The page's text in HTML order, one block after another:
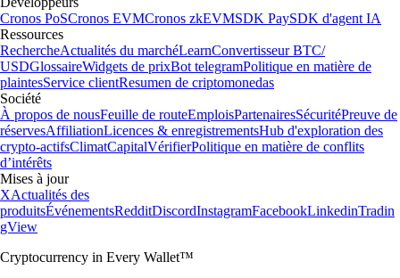
Cronos PoSCronos EVMCronos zkEVMSDK PaySDK d'agent IA
Ressources
RechercheActualités du marchéLearnConvertisseur BTC/
USDGlossaireWidgets de prixBot telegramPolitique en matière de
plaintesService clientResumen de criptomonedas
Société
À propos de nousFeuille de routeEmploisPartenairesSécuritéPreuve de
réservesAffiliationLicences & enregistrementsHub d'exploration des
crypto-actifsClimatCapitalVérifierPolitique en matière de conflits
d’intérêts
Mises à jour
XActualités des
produitsÉvénementsRedditDiscordInstagramFacebookLinkedinTradin
gView
Cryptocurrency in Every Wallet™